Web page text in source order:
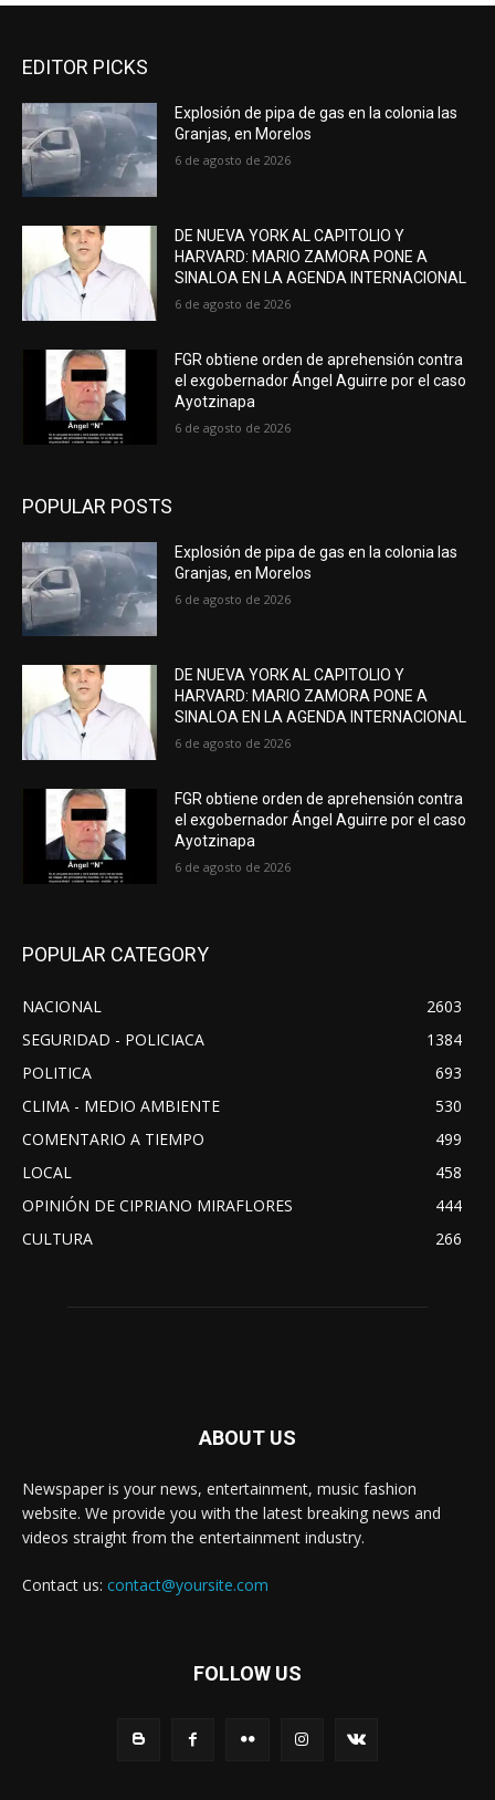
EDITOR PICKS
Explosión de pipa de gas en la colonia las
Granjas, en Morelos
6 de agosto de 2026
DE NUEVA YORK AL CAPITOLIO Y
HARVARD: MARIO ZAMORA PONE A
SINALOA EN LA AGENDA INTERNACIONAL
6 de agosto de 2026
FGR obtiene orden de aprehensión contra
el exgobernador Ángel Aguirre por el caso
Ayotzinapa
6 de agosto de 2026
POPULAR POSTS
Explosión de pipa de gas en la colonia las
Granjas, en Morelos
6 de agosto de 2026
DE NUEVA YORK AL CAPITOLIO Y
HARVARD: MARIO ZAMORA PONE A
SINALOA EN LA AGENDA INTERNACIONAL
6 de agosto de 2026
FGR obtiene orden de aprehensión contra
el exgobernador Ángel Aguirre por el caso
Ayotzinapa
6 de agosto de 2026
POPULAR CATEGORY
NACIONAL
2603
SEGURIDAD - POLICIACA
1384
POLITICA
693
CLIMA - MEDIO AMBIENTE
530
COMENTARIO A TIEMPO
499
LOCAL
458
OPINIÓN DE CIPRIANO MIRAFLORES
444
CULTURA
266
ABOUT US
Newspaper is your news, entertainment, music fashion
website. We provide you with the latest breaking news and
videos straight from the entertainment industry.
Contact us: contact@yoursite.com
FOLLOW US